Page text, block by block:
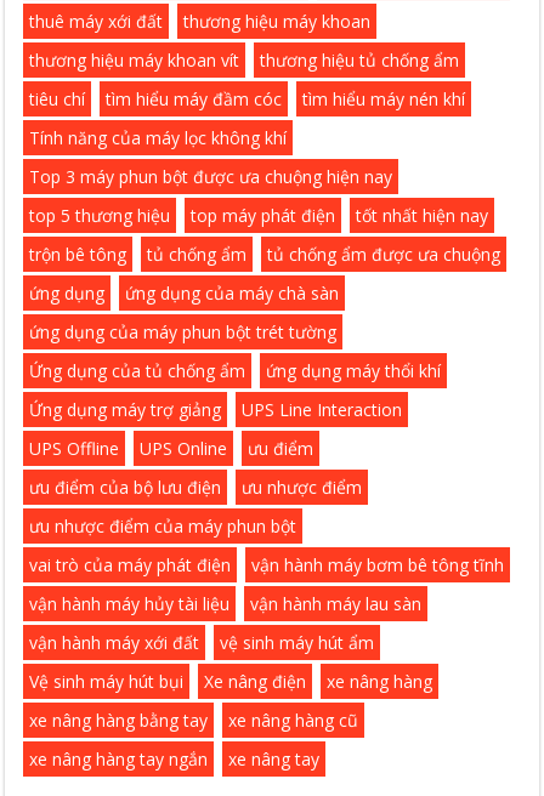
thuê máy xới đất
thương hiệu máy khoan
thương hiệu máy khoan vít
thương hiệu tủ chống ẩm
tiêu chí
tìm hiểu máy đầm cóc
tìm hiểu máy nén khí
Tính năng của máy lọc không khí
Top 3 máy phun bột được ưa chuộng hiện nay
top 5 thương hiệu
top máy phát điện
tốt nhất hiện nay
trộn bê tông
tủ chống ẩm
tủ chống ẩm được ưa chuộng
ứng dụng
ứng dụng của máy chà sàn
ứng dụng của máy phun bột trét tường
Ứng dụng của tủ chống ẩm
ứng dụng máy thổi khí
Ứng dụng máy trợ giảng
UPS Line Interaction
UPS Offline
UPS Online
ưu điểm
ưu điểm của bộ lưu điện
ưu nhược điểm
ưu nhược điểm của máy phun bột
vai trò của máy phát điện
vận hành máy bơm bê tông tĩnh
vận hành máy hủy tài liệu
vận hành máy lau sàn
vận hành máy xới đất
vệ sinh máy hút ẩm
Vệ sinh máy hút bụi
Xe nâng điện
xe nâng hàng
xe nâng hàng bằng tay
xe nâng hàng cũ
xe nâng hàng tay ngắn
xe nâng tay